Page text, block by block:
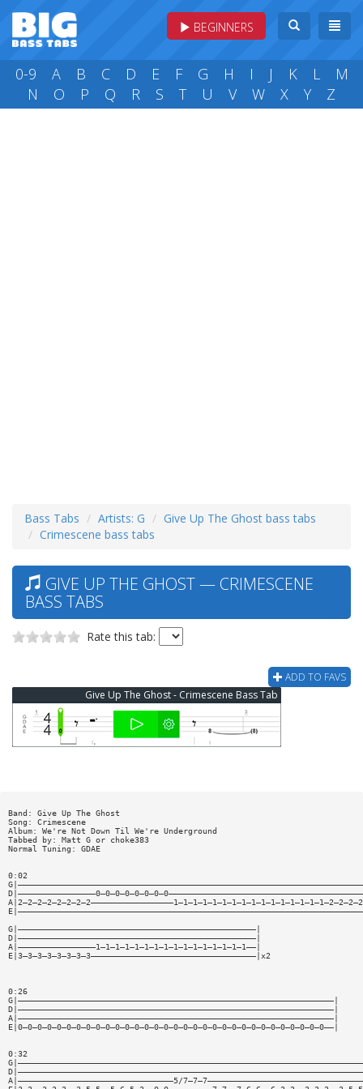
BEGINNERS
0-9 A B C D E F G H I J K L
M
N
O P Q R S T U V W X Y Z
Bass Tabs Artists: G
Give Up The Ghost bass tabs
Crimescene bass tabs
GIVE UP THE GHOST — CRIMESCENE
BASS TABS
Rate this tab:
ADD TO FAVS
Give Up The Ghost - Crimescene Bass Tab
Band: Give Up The Ghost
Song: Crimescene
Album: We're Not Down Til We're Underground
Tabbed by: Matt G or choke383
Normal Tuning: GDAE
0:02
G|—————————————————————————————————————————————————|
D|—————————————————————————————————————————————————|
A|————————————————1—1—1—1—1—1—1—1—1—1—1—1—1—1—1—1——|
E|3—3—3—3—3—3—3—3——————————————————————————————————|x2
0:26
G|—————————————————————————————————————————————————————————————————|
D|—————————————————————————————————————————————————————————————————|
A|—————————————————————————————————————————————————————————————————|
E|0—0—0—0—0—0—0—0—0—0—0—0—0—0—0—0—0—0—0—0—0—0—0—0—0—0—0—0—0—0—0—0——|
0:32
A|————————————————————————————————5/